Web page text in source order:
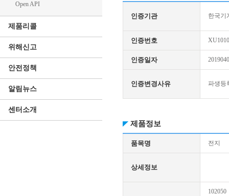
Open API
제품리콜
위해신고
안전정책
알림뉴스
센터소개
인증기관 한국기
인증번호
인증일자
인증변경사유 파생등
제품정보
품목명 전지
상세정보
102050